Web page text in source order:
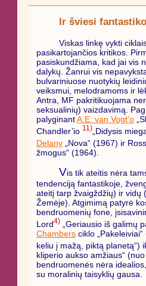
Ir šviesi
Viskas linkę vykti
pasikartojančios kritikos.
pasiskundžiama, kad jai vis
dalykų. Žanrui vis
bulvariniuose nuotykių
veiksmui, melodramoms ir
Antra, MF pakritikuojama
seksualinių) vaizdavimą.
palyginantA.E. van Vogt’o
Chandler’io 11)„Didysis
Delany„Nova“ (1967) ir
žmogus“ (1964).
Vis tik ateitis nėra
tendenciją fantastikoje,
ateitį tarp žvaigždžių) ir vidų
Žemėje). Atgimimą patyrė
bendruomenių fone,
Lord4)„Geriausio iš galimų
Chambersciklo
keliu į mažą, piktą planetą“)
kliperio aukso amžiaus“
bendruomenės nėra
su moralinių taisyklių gausa.